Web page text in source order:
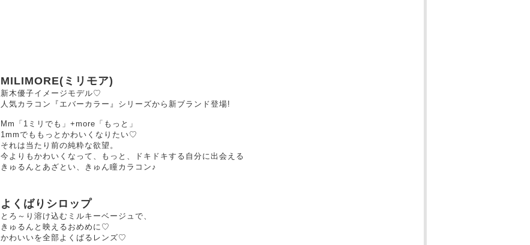
MILIMORE(ミリモア)
新木優子イメージモデル♡
人気カラコン『エバーカラー』シリーズから新ブランド登場!
Mm「1ミリでも」+more「もっと」
1mmでももっとかわいくなりたい♡
それは当たり前の純粋な欲望。
今よりもかわいくなって、もっと、ドキドキする自分に出会える
きゅるんとあざとい、きゅん瞳カラコン♪
よくばりシロップ
とろ～り溶け込むミルキーベージュで、
きゅるんと映えるおめめに♡
かわいいを全部よくばるレンズ♡